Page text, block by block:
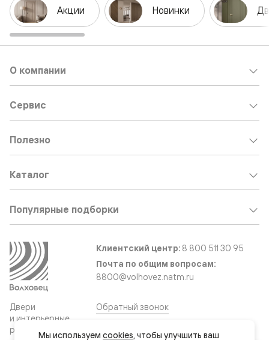
Акции Новинки
Двери
и интерьерные
решения
О компании
Сервис
Полезно
Каталог
Популярные подборки
Клиентский центр: 8 800 511 30 95
Почта по общим вопросам:
8800@volhovez.natm.ru
Обратный звонок
Мы используем cookies, чтобы улучшить ваш